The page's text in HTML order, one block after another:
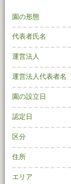
園の形態
代表者氏名
運営法人
運営法人代表者名
園の設立日
認定日
区分
住所
エリア